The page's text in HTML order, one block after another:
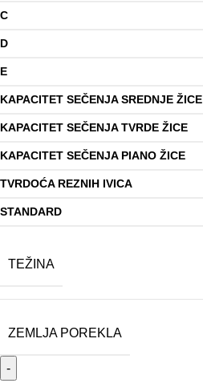
C
D
E
KAPACITET SEČENJA SREDNJE ŽICE
KAPACITET SEČENJA TVRDE ŽICE
KAPACITET SEČENJA PIANO ŽICE
TVRDOĆA REZNIH IVICA
STANDARD
TEŽINA
ZEMLJA POREKLA